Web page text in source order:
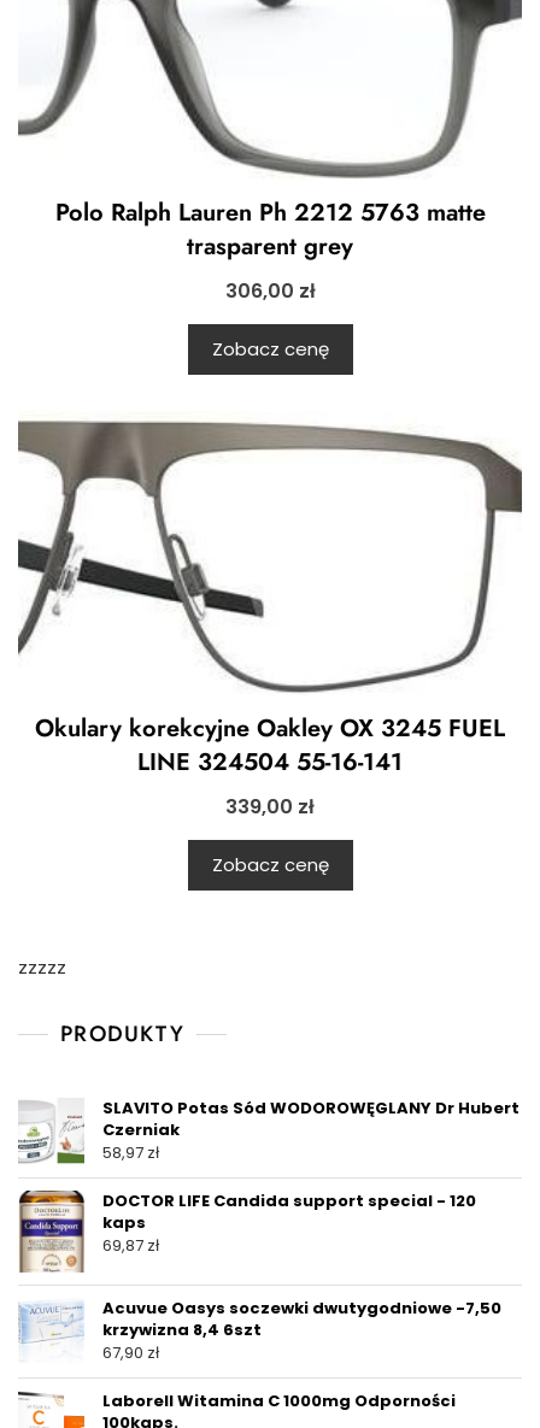
Polo Ralph Lauren Ph 2212 5763 matte
trasparent grey
306,00 zł
Zobacz cenę
Okulary korekcyjne Oakley OX 3245 FUEL
LINE 324504 55-16-141
339,00 zł
Zobacz cenę
zzzzz
PRODUKTY
SLAVITO Potas Sód WODOROWĘGLANY Dr Hubert
Czerniak
58,97 zł
DOCTOR LIFE Candida support special - 120
kaps
69,87 zł
Acuvue Oasys soczewki dwutygodniowe -7,50
krzywizna 8,4 6szt
67,90 zł
Laborell Witamina C 1000mg Odporności
100kaps.